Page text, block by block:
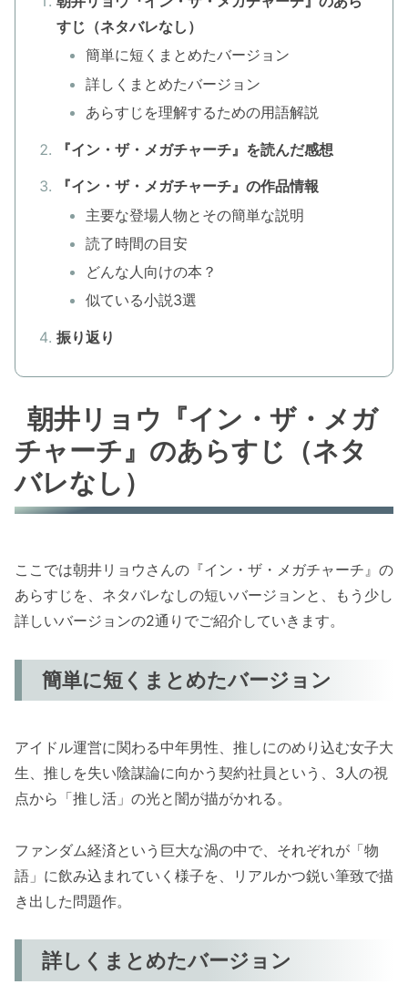
すじ（ネタバレなし）
簡単に短くまとめたバージョン
詳しくまとめたバージョン
あらすじを理解するための用語解説
『イン・ザ・メガチャーチ』を読んだ感想
『イン・ザ・メガチャーチ』の作品情報
主要な登場人物とその簡単な説明
読了時間の目安
どんな人向けの本？
似ている小説3選
振り返り
朝井リョウ『イン・ザ・メガ
チャーチ』のあらすじ（ネタ
バレなし）
ここでは朝井リョウさんの『イン・ザ・メガチャーチ』の
あらすじを、ネタバレなしの短いバージョンと、もう少し
詳しいバージョンの2通りでご紹介していきます。
簡単に短くまとめたバージョン
アイドル運営に関わる中年男性、推しにのめり込む女子大
生、推しを失い陰謀論に向かう契約社員という、3人の視
点から「推し活」の光と闇が描がかれる。
ファンダム経済という巨大な渦の中で、それぞれが「物
語」に飲み込まれていく様子を、リアルかつ鋭い筆致で描
き出した問題作。
詳しくまとめたバージョン